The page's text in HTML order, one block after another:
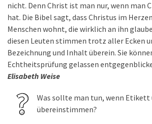
nicht. Denn Christ ist man nur, wenn man
hat. Die Bibel sagt, dass Christus im
Menschen wohnt, die wirklich an ihn
diesen Leuten stimmen trotz aller Ecken
Bezeichnung und Inhalt überein. Sie
Echtheitsprüfung gelassen
Elisabeth Weise
Was sollte man tun, wenn
übereinstimmen?